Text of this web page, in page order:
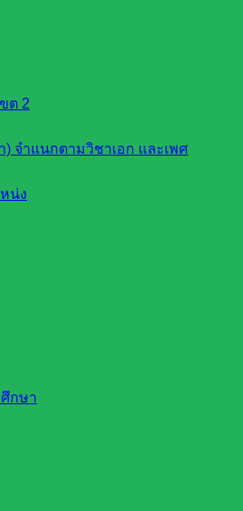
ต 2
จำแนกตามวิชาเอก และเพศ
น่ง
กษา